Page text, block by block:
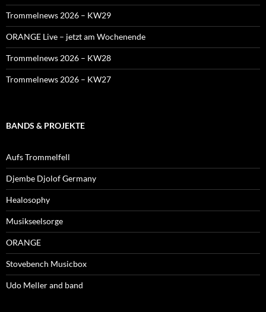
Trommelnews 2026 – KW29
ORANGE Live – jetzt am Wochenende
Trommelnews 2026 – KW28
Trommelnews 2026 – KW27
BANDS & PROJEKTE
Aufs Trommelfell
Djembe Djolof Germany
Healosophy
Musikseelsorge
ORANGE
Stovebench Musicbox
Udo Meller and band